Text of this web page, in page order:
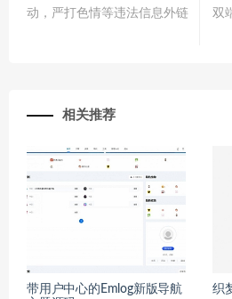
动，严打色情等违法信息外链
双
相关推荐
带用户中心的Emlog新版导航
织